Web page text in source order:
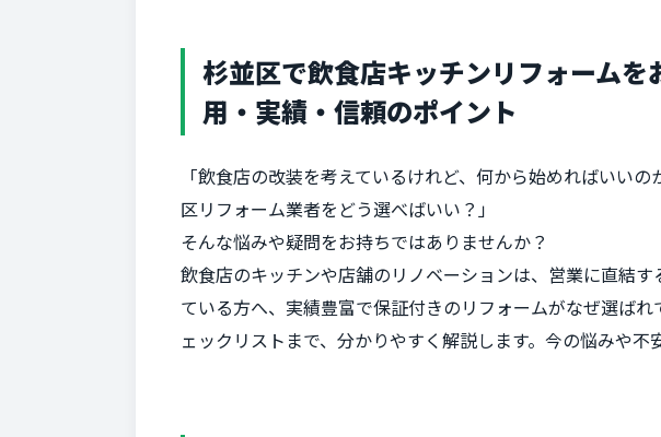
杉並区で飲食店キッチンリフォーム
用・実績・信頼のポイント
「飲食店の改装を考えているけれど、何から始めればいい
区リフォーム業者をどう選べばいい？」
そんな悩みや疑問をお持ちではありませんか？
飲食店のキッチンや店舗のリノベーションは、営業に直結
ている方へ、実績豊富で保証付きのリフォームがなぜ選ば
ェックリストまで、分かりやすく解説します。今の悩みや